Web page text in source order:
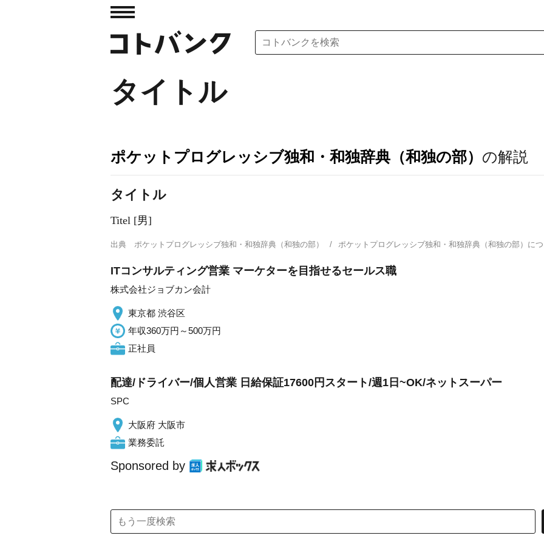
タイトル
ポケットプログレッシブ独和・和独辞典（和独の部） の解説
タイトル
Titel [男]
出典 ポケットプログレッシブ独和・和独辞典（和独の部） ポケットプログレッシブ独和・和独辞典（和独の部）
ITコンサルティング営業 マーケターを目指せるセールス職
株式会社ジョブカン会計
東京都 渋谷区
年収360万円～500万円
正社員
配達/ドライバー/個人営業 日給保証17600円スタート/週1日~OK/ネットスーパー
SPC
大阪府 大阪市
業務委託
Sponsored by